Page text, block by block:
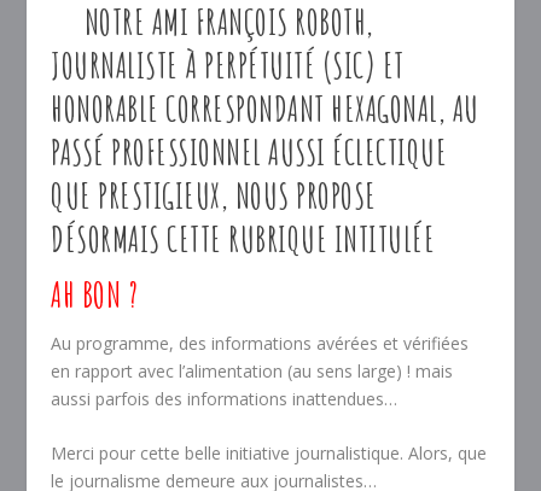
NOTRE AMI FRANÇOIS ROBOTH,
JOURNALISTE À PERPÉTUITÉ (SIC) ET
HONORABLE CORRESPONDANT HEXAGONAL, AU
PASSÉ PROFESSIONNEL AUSSI ÉCLECTIQUE
QUE PRESTIGIEUX, NOUS PROPOSE
DÉSORMAIS CETTE RUBRIQUE INTITULÉE
AH BON ?
Au programme, des informations avérées et vérifiées
en rapport avec l’alimentation (au sens large) ! mais
aussi parfois des informations inattendues…
Merci pour cette belle initiative journalistique. Alors, que
le journalisme demeure aux journalistes…